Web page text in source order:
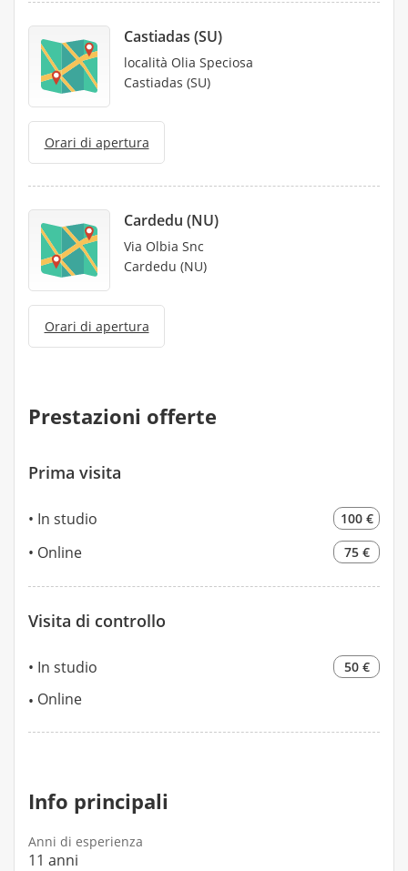
Castiadas (SU)
località Olia Speciosa
Castiadas (SU)
Orari di apertura
Cardedu (NU)
Via Olbia Snc
Cardedu (NU)
Orari di apertura
Prestazioni offerte
Prima visita
In studio 100 €
Online 75 €
Visita di controllo
In studio 50 €
Online
Info principali
Anni di esperienza
11 anni